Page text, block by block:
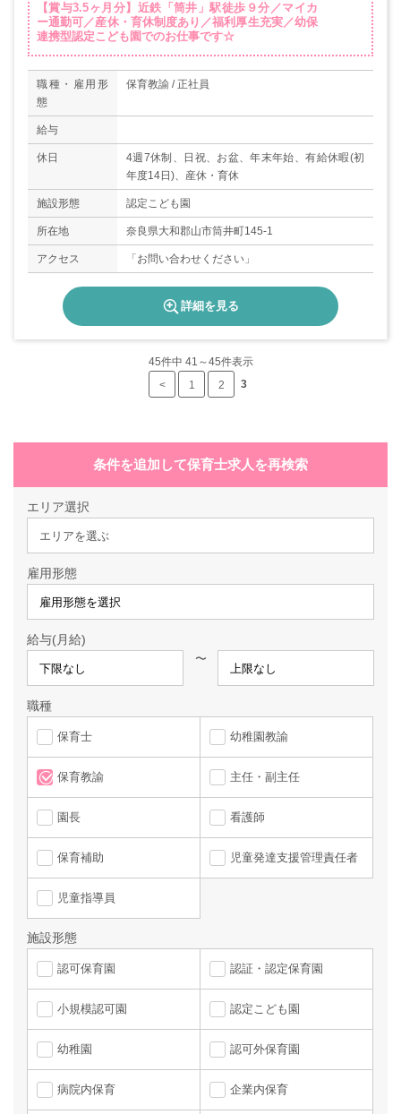
【賞与3.5ヶ月分】近鉄「筒井」駅徒歩９分／マイカ
ー通勤可／産休・育休制度あり／福利厚生充実／幼保
連携型認定こども園でのお仕事です☆
職種・雇用形
態
保育教諭 / 正社員
給与
休日
4週7休制、日祝、お盆、年末年始、有給休暇(初
年度14日)、産休・育休
施設形態 認定こども園
所在地 奈良県大和郡山市筒井町145-1
アクセス 「お問い合わせください」
詳細を見る
45件中 41～45件表示
<
1 2 3
条件を追加して保育士求人を再検索
エリア選択
エリアを選ぶ
雇用形態
給与(月給)
〜
職種
保育士 幼稚園教諭
保育教諭 主任・副主任
園長 看護師
保育補助 児童発達支援管理責任者
児童指導員
施設形態
認可保育園 認証・認定保育園
小規模認可園 認定こども園
幼稚園 認可外保育園
病院内保育 企業内保育